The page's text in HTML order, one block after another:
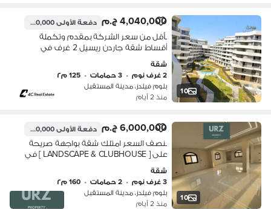
10
4,040,000 ج.م دفعة الأولى2,500,000 ج.م
بأقل من سعر الشركة بمقدم وتكملة
أقساط شقة جاردن ريسيل 2 غرف في
بجوار مدينتي وسراي للبيع
شقة
2 غرف نوم
• 3 حمامات • 125 م٢
بلوم فيلدز، مدينة المستقبل
منذ 2 أيام
10
6,000,000 ج.م دفعة الأولى1,200,000 ج.م
بنصف السعر امتلك شقة بواجهة صريحة
على [ LANDSCAPE & CLUBHOUSE ] في
مدينة المستقبل بالقرب من اليفا
المستقبل سيتي و ذا بترفلاي و بجوار
مدينتى
شقة
3 غرف نوم
• 2 حمامات • 160 م٢
بلوم فيلدز، مدينة المستقبل
منذ 2 أيام